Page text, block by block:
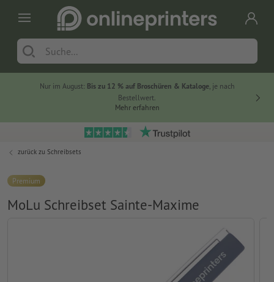
Nur im August: Bis zu 12 % auf Broschüren & Kataloge, je nach
Bestellwert.
Mehr erfahren
zurück zu Schreibsets
Premium
MoLu Schreibset Sainte-Maxime